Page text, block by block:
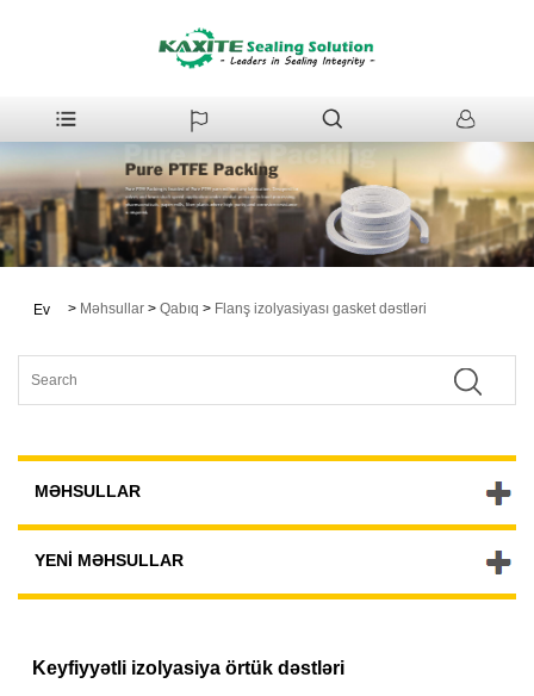
Ev > Məhsullar > Qabıq > Flanş izolyasiyası gasket dəstləri
MƏHSULLAR
YENI MƏHSULLAR
Keyfiyyətli izolyasiya örtük dəstləri